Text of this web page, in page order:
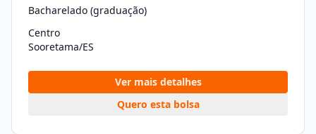
Bacharelado (graduação)
Centro
Sooretama/ES
Ver mais detalhes
Quero esta bolsa